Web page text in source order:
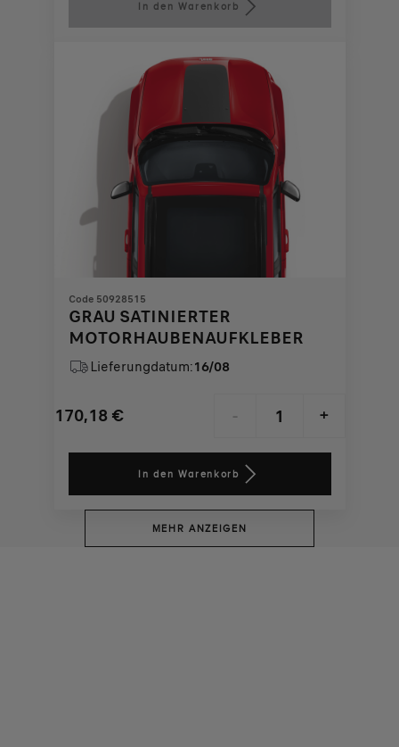
98,44
to:
In den Warenkorb
Code 50928515
GRAU SATINIERTER
MOTORHAUBENAUFKLEBER
Lieferungdatum:16/08
170,18 €
Price
170,18
- +
Quantity
to:
In den Warenkorb
MEHR ANZEIGEN